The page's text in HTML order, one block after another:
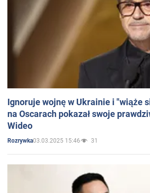
Ignoruje wojnę w Ukrainie i "wiąże
na Oscarach pokazał swoje
Wideo
Rozrywka03.03.2025 15:46 31